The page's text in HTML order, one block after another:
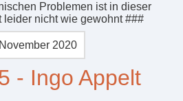
Problemen ist in dieser
leider nicht wie gewohnt ###
2020
- Ingo Appelt